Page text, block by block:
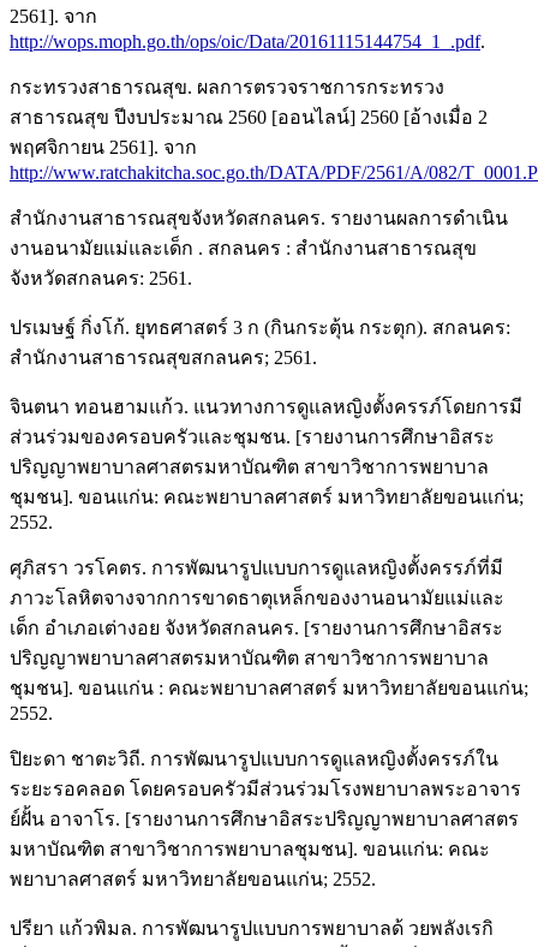
2561]. จาก
http://wops.moph.go.th/ops/oic/Data/20161115144754_1_.pdf.
กระทรวงสาธารณสุข. ผลการตรวจราชการกระทรวง
สาธารณสุข ปีงบประมาณ 2560 [ออนไลน์] 2560 [อ้างเมื่อ 2
พฤศจิกายน 2561]. จาก
http://www.ratchakitcha.soc.go.th/DATA/PDF/2561/A/082/
สำนักงานสาธารณสุขจังหวัดสกลนคร. รายงานผลการดำเนิน
งานอนามัยแม่และเด็ก . สกลนคร : สำนักงานสาธารณสุข
จังหวัดสกลนคร: 2561.
ปรเมษฐ์ กิ่งโก้. ยุทธศาสตร์ 3 ก (กินกระตุ้น กระตุก). สกลนคร:
สำนักงานสาธารณสุขสกลนคร; 2561.
จินตนา ทอนฮามแก้ว. แนวทางการดูแลหญิงตั้งครรภ์โดยการมี
ส่วนร่วมของครอบครัวและชุมชน. [รายงานการศึกษาอิสระ
ปริญญาพยาบาลศาสตรมหาบัณฑิต สาขาวิชาการพยาบาล
ชุมชน]. ขอนแก่น: คณะพยาบาลศาสตร์ มหาวิทยาลัยขอนแก่น;
2552.
ศุภิสรา วรโคตร. การพัฒนารูปแบบการดูแลหญิงตั้งครรภ์ที่มี
ภาวะโลหิตจางจากการขาดธาตุเหล็กของงานอนามัยแม่และ
เด็ก อำเภอเต่างอย จังหวัดสกลนคร. [รายงานการศึกษาอิสระ
ปริญญาพยาบาลศาสตรมหาบัณฑิต สาขาวิชาการพยาบาล
ชุมชน]. ขอนแก่น : คณะพยาบาลศาสตร์ มหาวิทยาลัยขอนแก่น;
2552.
ปิยะดา ชาตะวิถี. การพัฒนารูปแบบการดูแลหญิงตั้งครรภ์ใน
ระยะรอคลอด โดยครอบครัวมีส่วนร่วมโรงพยาบาลพระอาจาร
ย์ฝั้น อาจาโร. [รายงานการศึกษาอิสระปริญญาพยาบาลศาสตร
มหาบัณฑิต สาขาวิชาการพยาบาลชุมชน]. ขอนแก่น: คณะ
พยาบาลศาสตร์ มหาวิทยาลัยขอนแก่น; 2552.
ปรียา แก้วพิมล. การพัฒนารูปแบบการพยาบาลด้ วยพลังเรกิ